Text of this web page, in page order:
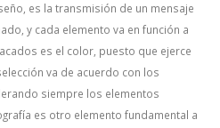
es la transmisión de un mensaje
y cada elemento va en función a
es el color, puesto que ejerce
va de acuerdo con los
siempre los elementos
es otro elemento fundamental a